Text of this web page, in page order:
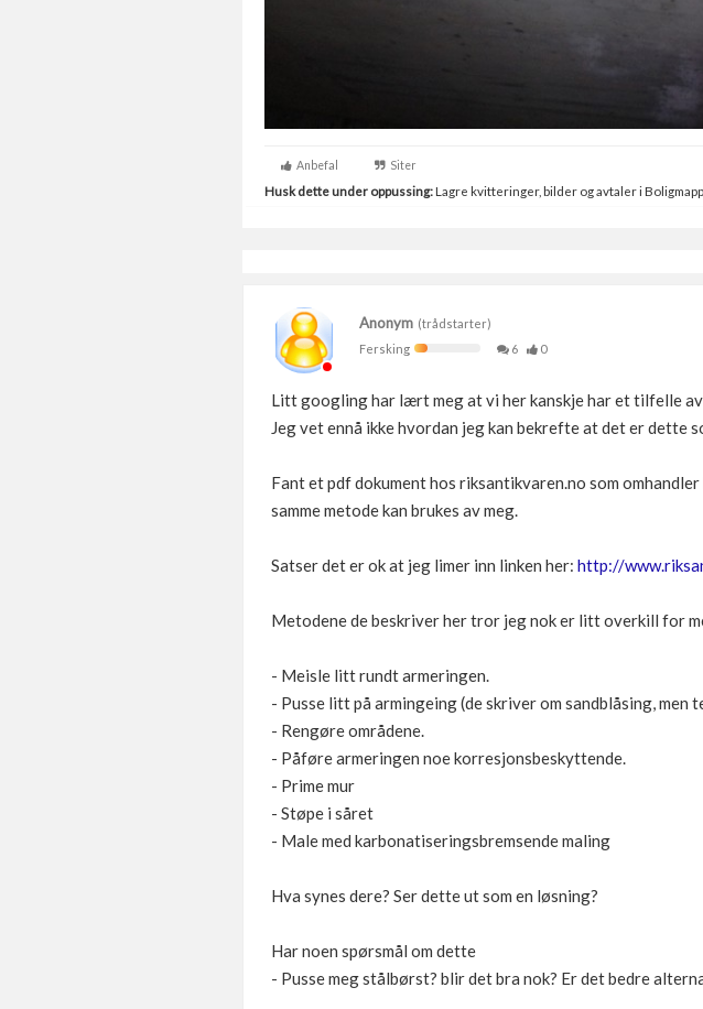
Anbefal Siter
Husk dette under oppussing:Lagre kvitteringer, bilder og avtaler i
Anonym (trådstarter)
Fersking
6 0
Litt googling har lært meg at vi her kanskje har et tilfelle
Jeg vet ennå ikke hvordan jeg kan bekrefte at det er dette
Fant et pdf dokument hos riksantikvaren.no som
samme metode kan brukes av meg.
Satser det er ok at jeg limer inn linken her: http://
Metodene de beskriver her tror jeg nok er litt overkill for
- Meisle litt rundt armeringen.
- Pusse litt på armingeing (de skriver om sandblåsing,
- Rengøre områdene.
- Påføre armeringen noe korresjonsbeskyttende.
- Prime mur
- Støpe i såret
- Male med karbonatiseringsbremsende maling
Hva synes dere? Ser dette ut som en løsning?
Har noen spørsmål om dette
- Pusse meg stålbørst? blir det bra nok? Er det bedre